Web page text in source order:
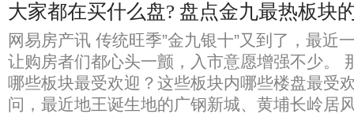
大家都在买什么盘? 盘点金九最热板块
网易房产讯 传统旺季”金九银十”又到了，最近
让购房者们都心头一颤，入市意愿增强不少。
哪些板块最受欢迎？这些板块内哪些楼盘最受
问，最近地王诞生地的广钢新城、黄埔长岭居